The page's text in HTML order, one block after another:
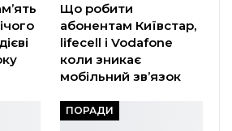
Що робити
абонентам Київстар,
lifecell і Vodafone
коли зникає
мобільний зв’язок
ПОРАДИ